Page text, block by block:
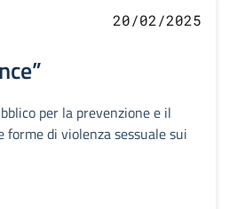
20/02/2025
per la prevenzione e il
di violenza sessuale sui